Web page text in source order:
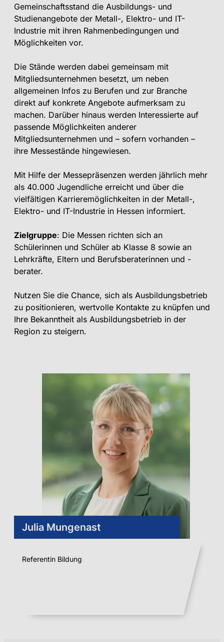
Gemeinschaftsstand die Ausbildungs- und
Studienangebote der Metall-, Elektro- und IT-
Industrie mit ihren Rahmenbedingungen und
Möglichkeiten vor.
Die Stände werden dabei gemeinsam mit
Mitgliedsunternehmen besetzt, um neben
allgemeinen Infos zu Berufen und zur Branche
direkt auf konkrete Angebote aufmerksam zu
machen. Darüber hinaus werden Interessierte auf
passende Möglichkeiten anderer
Mitgliedsunternehmen und – sofern vorhanden –
ihre Messestände hingewiesen.
Mit Hilfe der Messepräsenzen werden jährlich mehr
als 40.000 Jugendliche erreicht und über die
vielfältigen Karrieremöglichkeiten in der Metall-,
Elektro- und IT-Industrie in Hessen informiert.
Zielgruppe: Die Messen richten sich an
Schülerinnen und Schüler ab Klasse 8 sowie an
Lehrkräfte, Eltern und Berufsberaterinnen und -
berater.
Nutzen Sie die Chance, sich als Ausbildungsbetrieb
zu positionieren, wertvolle Kontakte zu knüpfen und
Ihre Bekanntheit als Ausbildungsbetrieb in der
Region zu steigern.
Julia Mungenast
Referentin Bildung